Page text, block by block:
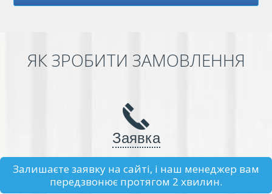
ЯК ЗРОБИТИ ЗАМОВЛЕННЯ
Заявка
Залишаєте заявку на сайті, і наш менеджер вам
передзвонює протягом 2 хвилин.